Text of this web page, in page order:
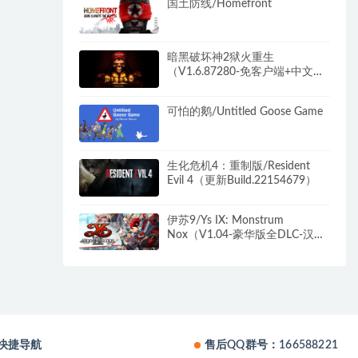
国土防线/Homefront
暗黑破坏神2狱火重生
（V1.6.87280-免客户端+中文语
可怕的鹅/Untitled Goose Game
生化危机4：重制版/Resident
Evil 4（更新Build.22154679）
伊苏9/Ys IX: Monstrum
Nox（V1.04-豪华版全DLC-汉化
捷导航 售后QQ群号：166588221